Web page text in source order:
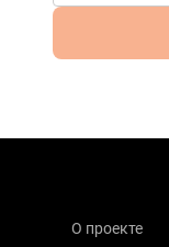
О проекте